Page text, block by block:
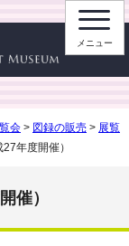
メニュー
会 > 図録の販売 > 展覧
年度開催）
催）